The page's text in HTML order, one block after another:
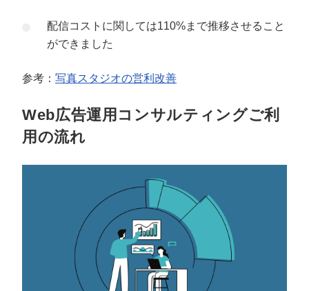
配信コストに関しては110%まで推移させること
ができました
参考： 写真スタジオの営利改善
Web広告運用コンサルティングご利
用の流れ